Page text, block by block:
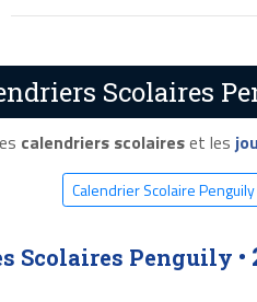
Scolaires
calendriers scolaireset les
Calendrier Scolaire Penguily
Scolaires Penguily •